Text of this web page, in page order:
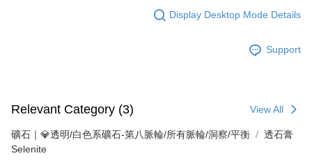
Display Desktop Mode Details
Support
Relevant Category (3) View All
礦石｜💎透明/白色系礦石-第八脈輪/所有脈輪/洞察/平衡
透石膏
Selenite